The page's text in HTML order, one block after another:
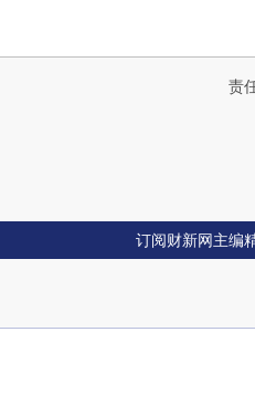
责
订阅财新网主编